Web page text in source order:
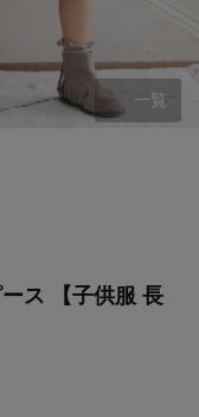
一覧
ス 【子供服 長
！
）
ント